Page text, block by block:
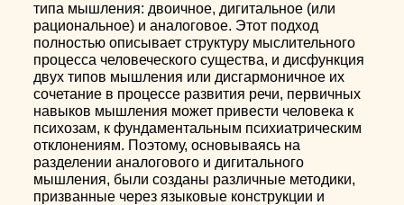
типа мышления: двоичное, дигитальное (или
рациональное) и аналоговое. Этот подход
полностью описывает структуру мыслительного
процесса человеческого существа, и дисфункция
двух типов мышления или дисгармоничное их
сочетание в процессе развития речи, первичных
навыков мышления может привести человека к
психозам, к фундаментальным психиатрическим
отклонениям. Поэтому, основываясь на
разделении аналогового и дигитального
мышления, были созданы различные методики,
призванные через языковые конструкции и